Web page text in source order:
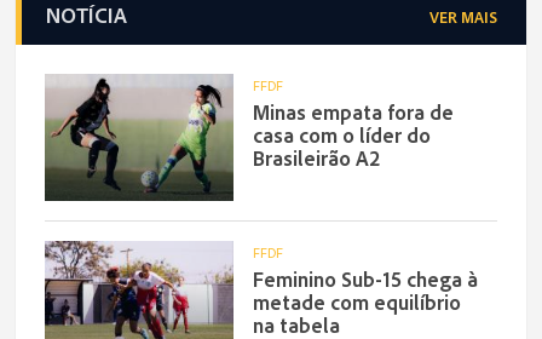
NOTÍCIA VER MAIS
FFDF
Minas empata fora de
casa com o líder do
Brasileirão A2
FFDF
Feminino Sub-15 chega à
metade com equilíbrio
na tabela